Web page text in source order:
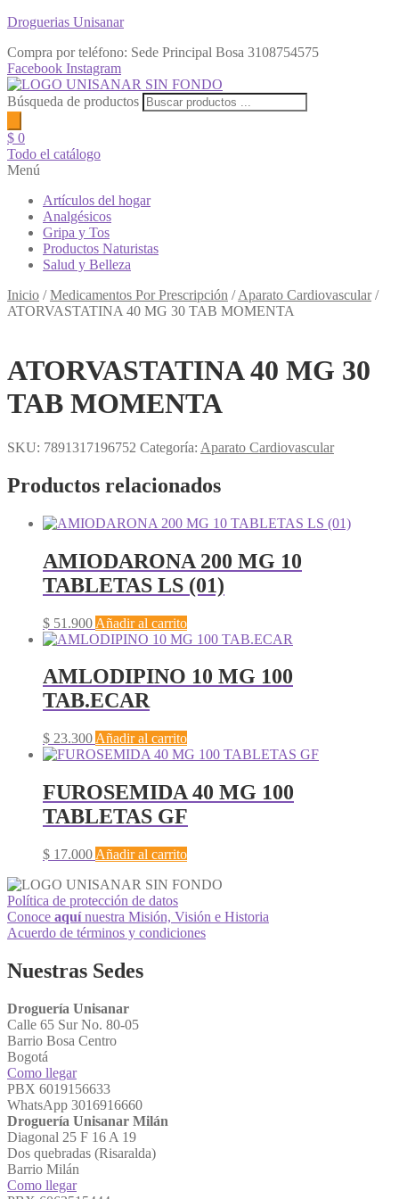
Droguerias Unisanar
Compra por teléfono: Sede Principal Bosa 3108754575
Facebook Instagram
Búsqueda de productos
$ 0
Todo el catálogo
Menú
Artículos del hogar
Analgésicos
Gripa y Tos
Productos Naturistas
Salud y Belleza
Inicio /Medicamentos Por Prescripción /Aparato Cardiovascular/
ATORVASTATINA 40 MG 30 TAB MOMENTA
ATORVASTATINA 40 MG 30
TAB MOMENTA
SKU: 7891317196752 Categoría: Aparato Cardiovascular
Productos relacionados
AMIODARONA 200 MG 10
TABLETAS LS (01)
$ 51.900 Añadir al carrito
AMLODIPINO 10 MG 100
TAB.ECAR
$ 23.300 Añadir al carrito
FUROSEMIDA 40 MG 100
TABLETAS GF
$ 17.000 Añadir al carrito
Política de protección de datos
Conoce aquínuestra Misión, Visión e Historia
Acuerdo de términos y condiciones
Nuestras Sedes
Droguería Unisanar
Calle 65 Sur No. 80-05
Barrio Bosa Centro
Bogotá
Como llegar
PBX 6019156633
WhatsApp 3016916660
Droguería Unisanar Milán
Diagonal 25 F 16 A 19
Dos quebradas (Risaralda)
Barrio Milán
Como llegar